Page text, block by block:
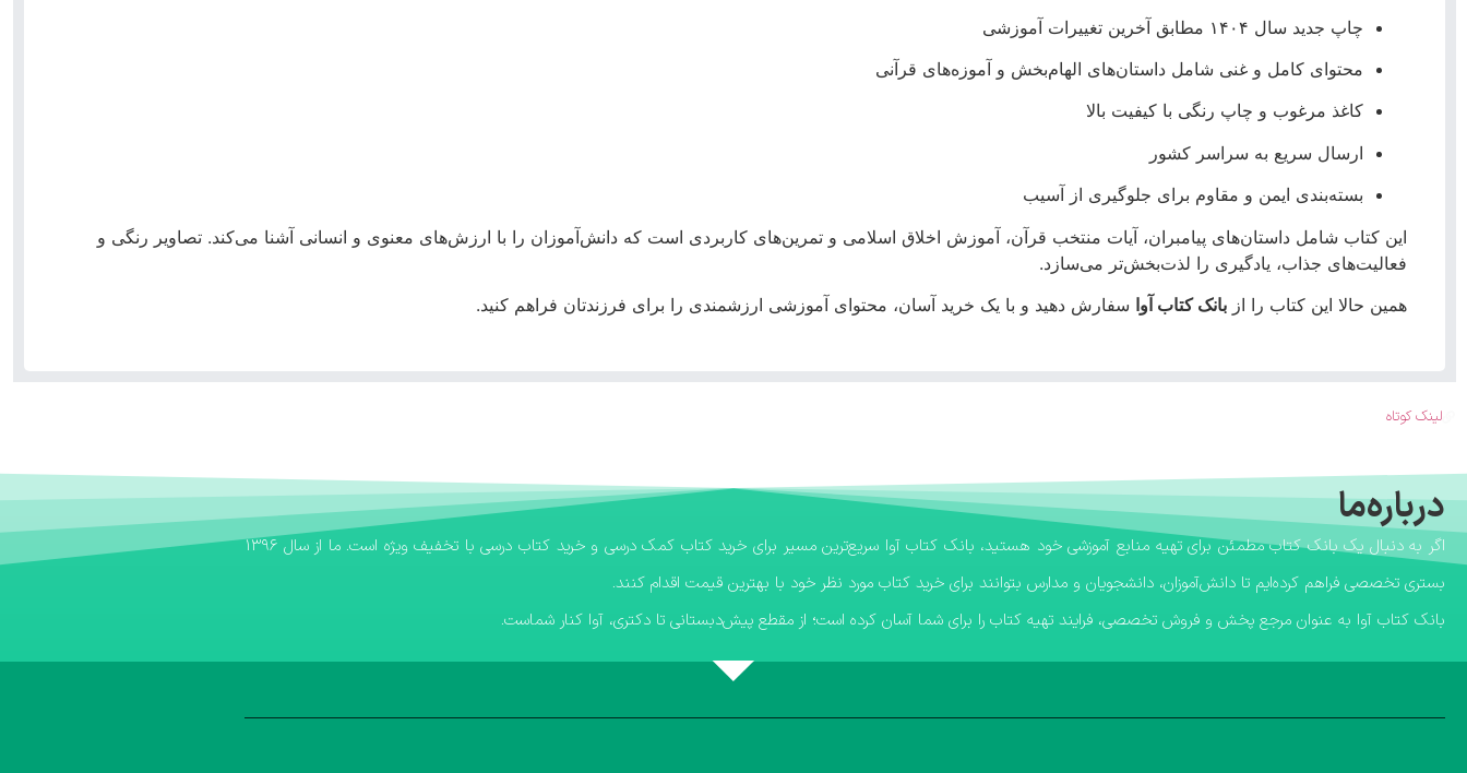
چاپ جدید سال ۱۴۰۴ مطابق آخرین تغییرات آموزشی
محتوای کامل و غنی شامل داستان‌های الهام‌بخش و آموزه‌های قرآنی
کاغذ مرغوب و چاپ رنگی با کیفیت بالا
ارسال سریع به سراسر کشور
بسته‌بندی ایمن و مقاوم برای جلوگیری از آسیب
این کتاب شامل داستان‌های پیامبران، آیات منتخب قرآن، آموزش اخلاق اسلامی و تمرین‌های کاربردی است که دانش‌آموزان را با ارزش‌های معنوی و انسانی آشنا می‌کند. تصاویر رنگی و
فعالیت‌های جذاب، یادگیری را لذت‌بخش‌تر می‌سازد.
همین حالا این کتاب را از بانک کتاب آوا سفارش دهید و با یک خرید آسان، محتوای آموزشی ارزشمندی را برای فرزندتان فراهم کنید.
لینک کوتاه
درباره‌ما
اگر به دنبال یک بانک کتاب مطمئن برای تهیه منابع آموزشی خود هستید، بانک کتاب آوا سریع‌ترین مسیر برای خرید کتاب کمک درسی و خرید کتاب درسی با تخفیف ویژه است. ما از سال ۱۳۹۶
بستری تخصصی فراهم کرده‌ایم تا دانش‌آموزان، دانشجویان و مدارس بتوانند برای خرید کتاب مورد نظر خود با بهترین قیمت اقدام کنند.
​بانک کتاب آوا به عنوان مرجع پخش و فروش تخصصی، فرایند تهیه کتاب را برای شما آسان کرده است؛ از مقطع پیش‌دبستانی تا دکتری، آوا کنار شماست.